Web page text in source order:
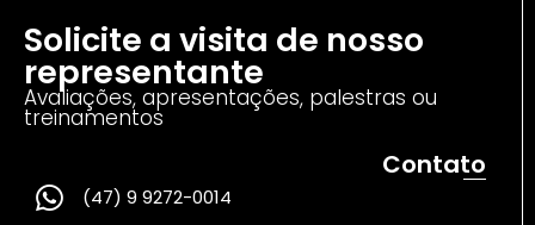
Solicite a visita de nosso
representante
Avaliações, apresentações, palestras ou
treinamentos
Contato
(47) 9 9272-0014